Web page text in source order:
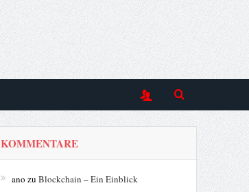
KOMMENTARE
ano zu Blockchain – Ein Einblick